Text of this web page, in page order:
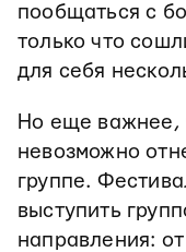
пообщаться с
только что
для себя
Но еще важнее,
невозможно
группе.
выступить
направления: